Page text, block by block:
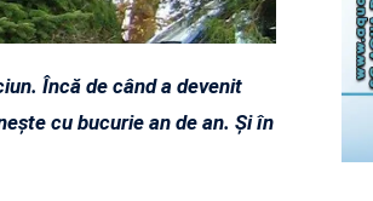
Încă de când a devenit
cu bucurie an de an. Și în